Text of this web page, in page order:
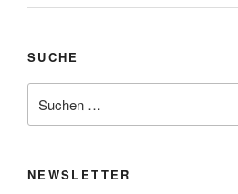
SUCHE
nach:
NEWSLETTER